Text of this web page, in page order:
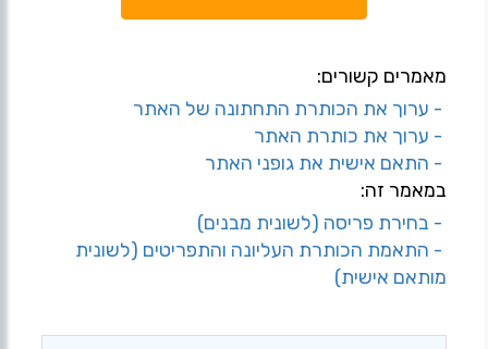
מאמרים קשורים:
- ערוך את הכותרת התחתונה של האתר
- ערוך את כותרת האתר
- התאם אישית את גופני האתר
במאמר זה:
- בחירת פריסה (לשונית מבנים)
- התאמת הכותרת העליונה והתפריטים (לשונית
מותאם אישית)